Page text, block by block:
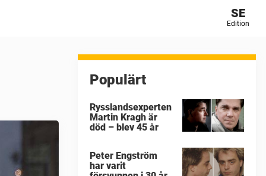
SE
Edition
Populärt
Rysslandsexperten
Martin Kragh är
död – blev 45 år
Peter Engström
har varit